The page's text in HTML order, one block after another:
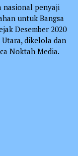
nasional penyaji
untuk Bangsa
Desember 2020
dikelola dan
Noktah Media.